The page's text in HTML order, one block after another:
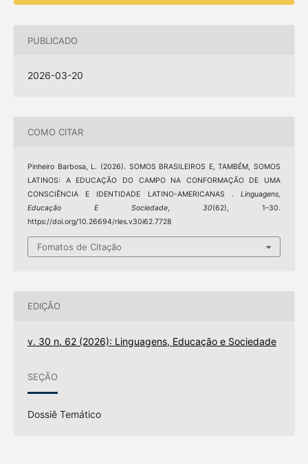
PUBLICADO
2026-03-20
COMO CITAR
Pinheiro Barbosa, L. (2026). SOMOS BRASILEIROS E, TAMBÉM, SOMOS
LATINOS: A EDUCAÇÃO DO CAMPO NA CONFORMAÇÃO DE UMA
CONSCIÊNCIA E IDENTIDADE LATINO-AMERICANAS .Linguagens,
Educação E Sociedade,30(62), 1–30.
https://doi.org/10.26694/rles.v30i62.7728
Fomatos de Citação
EDIÇÃO
v. 30 n. 62 (2026): Linguagens, Educação e Sociedade
SEÇÃO
Dossiê Temático